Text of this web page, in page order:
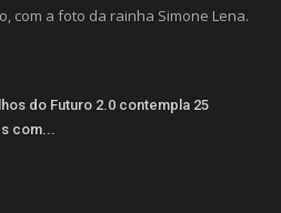
com a foto da rainha Simone Lena.
do Futuro 2.0 contempla 25
com...